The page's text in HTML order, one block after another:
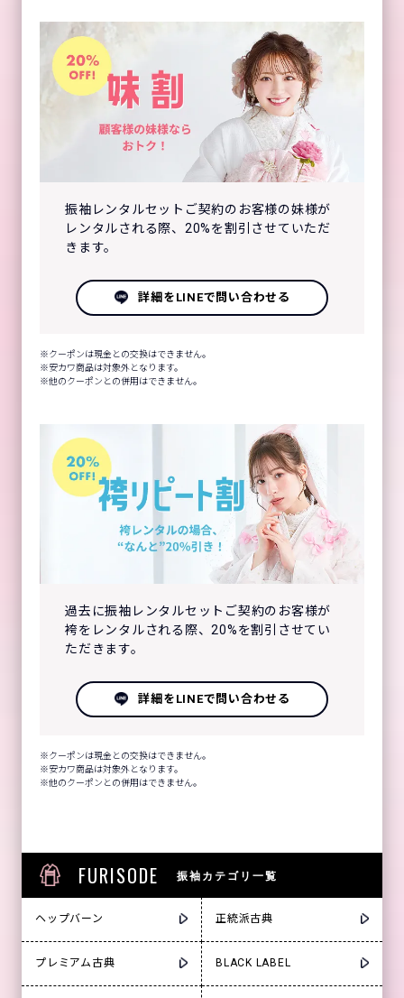
振袖レンタルセットご契約のお客様の妹様が
レンタルされる際、20%を割引させていただ
きます。
詳細をLINEで問い合わせる
クーポンは現金との交換はできません。
安カワ商品は対象外となります。
他のクーポンとの併用はできません。
過去に振袖レンタルセットご契約のお客様が
袴をレンタルされる際、20%を割引させてい
ただきます。
詳細をLINEで問い合わせる
クーポンは現金との交換はできません。
安カワ商品は対象外となります。
他のクーポンとの併用はできません。
FURISODE 振袖カテゴリ一覧
ヘップバーン 正統派古典
プレミアム古典 BLACK LABEL